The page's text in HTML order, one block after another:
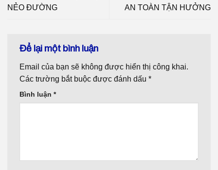
NẺO ĐƯỜNG
AN TOÀN TẬN HƯỞNG
Để lại một bình luận
Email của bạn sẽ không được hiển thị công khai.
Các trường bắt buộc được đánh dấu *
Bình luận *